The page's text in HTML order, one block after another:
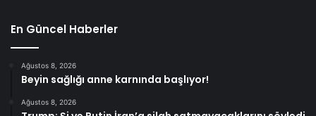
En Güncel Haberler
Ağustos 8, 2026
Beyin sağlığı anne karnında başlıyor!
Ağustos 8, 2026